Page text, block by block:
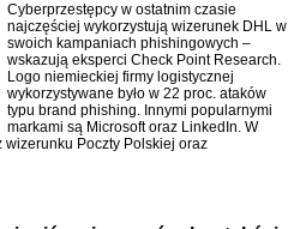
Cyberprzestępcy w ostatnim czasie
najczęściej wykorzystują wizerunek DHL w
swoich kampaniach phishingowych –
wskazują eksperci Check Point Research.
Logo niemieckiej firmy logistycznej
wykorzystywane było w 22 proc. ataków
typu brand phishing. Innymi popularnymi
markami są Microsoft oraz LinkedIn. W
wizerunku Poczty Polskiej oraz